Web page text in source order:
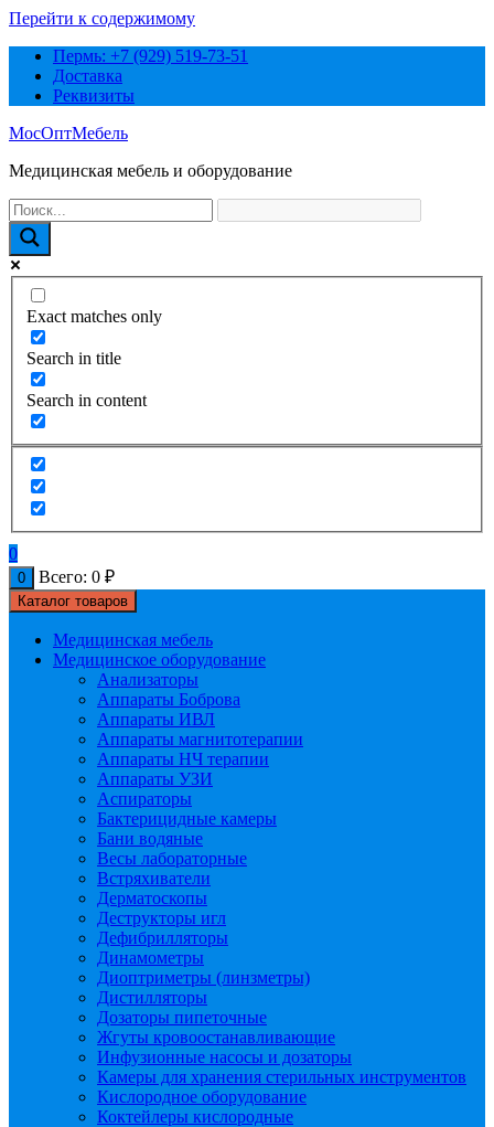
Перейти к содержимому
Пермь: +7 (929) 519-73-51
Доставка
Реквизиты
МосОптМебель
Медицинская мебель и оборудование
Exact matches only
Search in title
Search in content
0
0 Всего: 0 ₽
Каталог товаров
Медицинская мебель
Медицинское оборудование
Анализаторы
Аппараты Боброва
Аппараты ИВЛ
Аппараты магнитотерапии
Аппараты НЧ терапии
Аппараты УЗИ
Аспираторы
Бактерицидные камеры
Бани водяные
Весы лабораторные
Встряхиватели
Дерматоскопы
Деструкторы игл
Дефибрилляторы
Динамометры
Диоптриметры (линзметры)
Дистилляторы
Дозаторы пипеточные
Жгуты кровоостанавливающие
Инфузионные насосы и дозаторы
Камеры для хранения стерильных инструментов
Кислородное оборудование
Коктейлеры кислородные